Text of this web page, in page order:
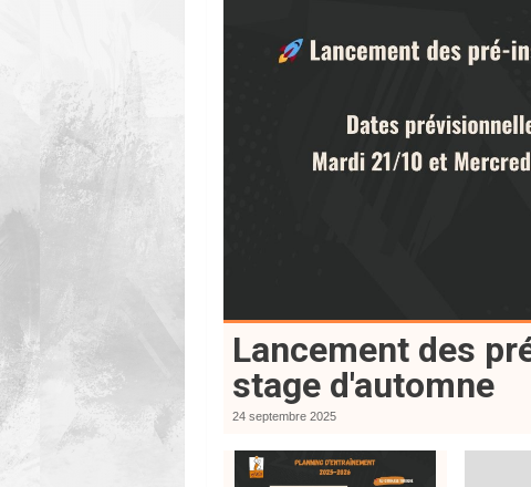
Lancement des
stage d'automne
24 septembre 2025